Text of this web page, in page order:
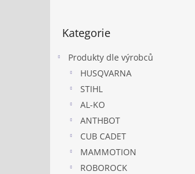
kategorie
Kategorie
Produkty dle výrobců
HUSQVARNA
STIHL
AL-KO
ANTHBOT
CUB CADET
MAMMOTION
ROBOROCK